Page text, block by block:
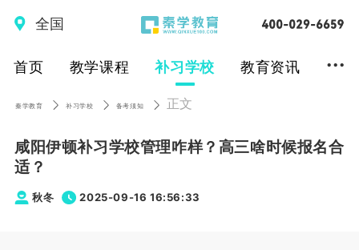
全国
首页 教学课程 补习学校 教育资讯 ...
秦学教育 补习学校 备考须知 正文
咸阳伊顿补习学校管理咋样？高三啥时候报名合
适？
秋冬 2025-09-16 16:56:33